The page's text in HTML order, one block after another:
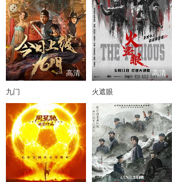
高清
九门
高清
火遮眼